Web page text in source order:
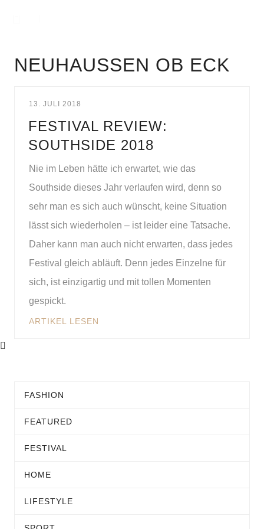
NEUHAUSSEN OB ECK
13. JULI 2018
FESTIVAL REVIEW:
SOUTHSIDE 2018
Nie im Leben hätte ich erwartet, wie das
Southside dieses Jahr verlaufen wird, denn so
sehr man es sich auch wünscht, keine Situation
lässt sich wiederholen – ist leider eine Tatsache.
Daher kann man auch nicht erwarten, dass jedes
Festival gleich abläuft. Denn jedes Einzelne für
sich, ist einzigartig und mit tollen Momenten
gespickt.
ARTIKEL LESEN
FASHION
FEATURED
FESTIVAL
HOME
LIFESTYLE